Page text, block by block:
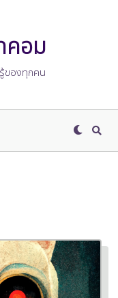
คอม
รู้ของทุกคน